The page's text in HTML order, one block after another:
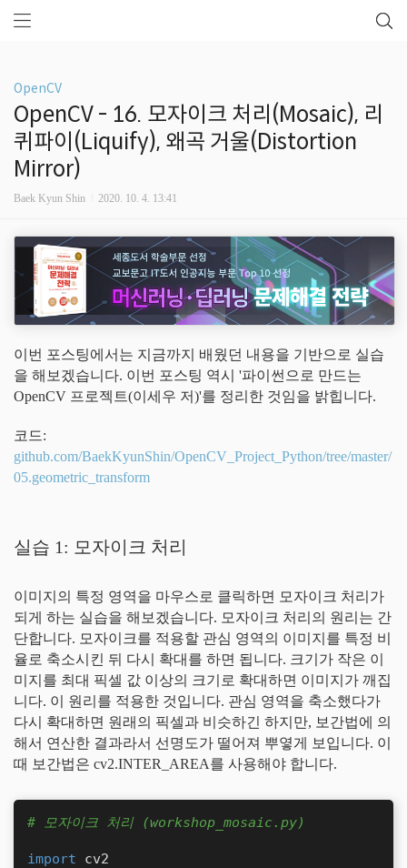
OpenCV
OpenCV - 16. 모자이크 처리(Mosaic), 리
퀴파이(Liquify), 왜곡 거울(Distortion
Mirror)
Baek Kyun Shin 2020. 10. 4. 13:41
이번 포스팅에서는 지금까지 배웠던 내용을 기반으로 실습
을 해보겠습니다. 이번 포스팅 역시 '파이썬으로 만드는
OpenCV 프로젝트(이세우 저)'를 정리한 것임을 밝힙니다.
코드:
github.com/BaekKyunShin/OpenCV_Project_Python/tree/master/
05.geometric_transform
실습 1: 모자이크 처리
이미지의 특정 영역을 마우스로 클릭하면 모자이크 처리가
되게 하는 실습을 해보겠습니다. 모자이크 처리의 원리는 간
단합니다. 모자이크를 적용할 관심 영역의 이미지를 특정 비
율로 축소시킨 뒤 다시 확대를 하면 됩니다. 크기가 작은 이
미지를 최대 픽셀 값 이상의 크기로 확대하면 이미지가 깨집
니다. 이 원리를 적용한 것입니다. 관심 영역을 축소했다가
다시 확대하면 원래의 픽셀과 비슷하긴 하지만, 보간법에 의
해서 연산한 결과라서 선명도가 떨어져 뿌옇게 보입니다. 이
때 보간법은 cv2.INTER_AREA를 사용해야 합니다.
# 모자이크 처리 (workshop_mosaic.py)
import cv2